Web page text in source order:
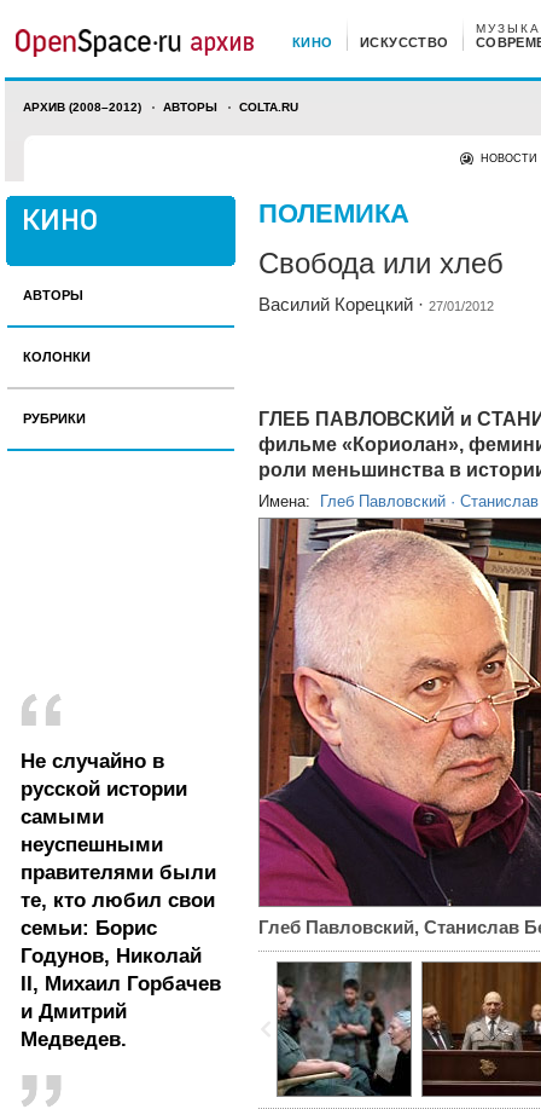
КИНО ИСКУССТВО
МУЗЫКА
АРХИВ (2008–2012) АВТОРЫ COLTA.RU
НОВОСТИ
АВТОРЫ
КОЛОНКИ
РУБРИКИ
Не случайно в
русской истории
самыми
неуспешными
правителями были
те, кто любил свои
семьи: Борис
Годунов, Николай
II, Михаил Горбачев
и Дмитрий
Медведев.
ПОЛЕМИКА
Свобода или хлеб
Василий Корецкий · 27/01/2012
ГЛЕБ ПАВЛОВСКИЙ и
фильме «Кориолан»,
роли меньшинства в
Имена: Глеб Павловский ·
Глеб Павловский, Станислав